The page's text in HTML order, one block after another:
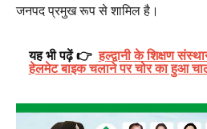
जनपद प्रमुख रूप से शामिल है।
यह भी पढ़ें 👉 हल्द्वानी के शिक्षण
हेलमेट बाइक चलाने पर चोर का हुआ